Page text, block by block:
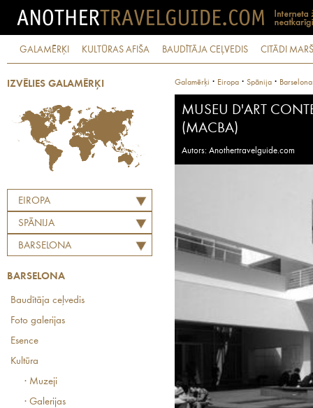
GALAMĒRĶI KULTŪRAS AFIŠA BAUDĪTĀJA CEĻVEDIS CITĀDI
IZVĒLIES GALAMĒRĶI
EIROPA
SPĀNIJA
BARSELONA
BARSELONA
Baudītāja ceļvedis
Foto galerijas
Esence
Kultūra
· Muzeji
· Galerijas
Galamērķi · Eiropa · Spānija · Barselona
MUSEU D'ART
(MACBA)
Autors: Anothertravelguide.com